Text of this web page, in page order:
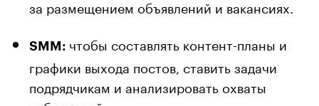
за размещением объявлений и вакансиях.
SMM: чтобы составлять контент-планы и
графики выхода постов, ставить задачи
подрядчикам и анализировать охваты